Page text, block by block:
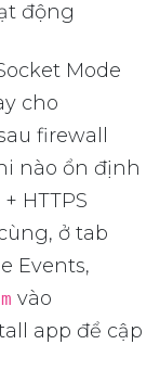
Mode
cho
firewall
nào ổn định
HTTPS
ở tab
Events,
vào
app để cập